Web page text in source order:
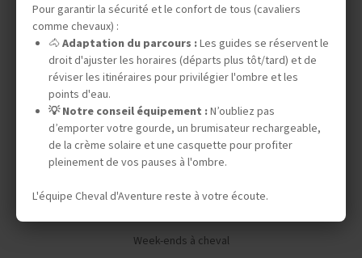
Safaris à cheval
Séjours en ranch en Amérique du Nord
Chevauchées dans le désert
Expéditions en autonomie
Week-ends à cheval
Pour garantir la sécurité et le confort de tous (cavaliers
comme chevaux) :
🐴 Adaptation du parcours :Les guides se réservent le
droit d'ajuster les horaires (départs plus tôt/tard) et de
réviser les itinéraires pour privilégier l'ombre et les
points d'eau.
💡 Notre conseil équipement :N’oubliez pas
d’emporter votre gourde, un brumisateur rechargeable,
de la crème solaire et une casquette pour profiter
pleinement de vos pauses à l'ombre.
L'équipe Cheval d'Aventure reste à votre écoute.